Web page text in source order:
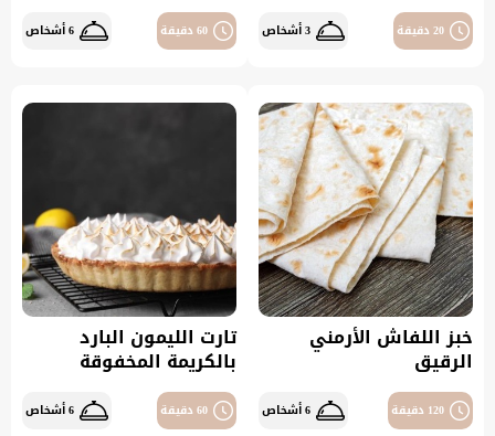
20 دقيقة 3 أشخاص 60 دقيقة 6 أشخاص
خبز اللفاش الأرمني
الرقيق
120 دقيقة 6 أشخاص
تارت الليمون البارد
بالكريمة المخفوقة
60 دقيقة 6 أشخاص